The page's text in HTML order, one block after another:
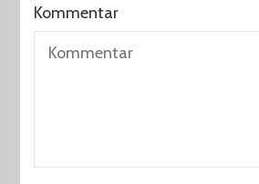
Kommentar